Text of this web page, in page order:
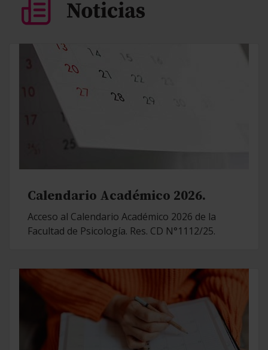
Calendario Académico 2026.
Acceso al Calendario Académico 2026 de la
Facultad de Psicología. Res. CD N°1112/25.